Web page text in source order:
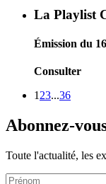
La Playlist
Émission du
Consulter
1 23...36
Abonnez-
Toute l'actualité, les